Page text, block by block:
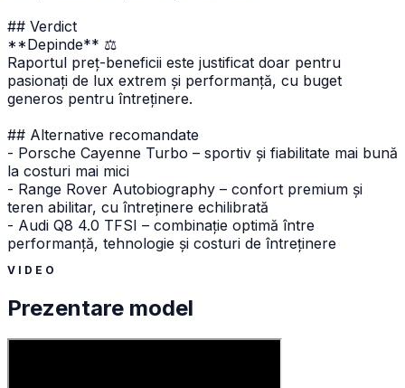
## Verdict
**Depinde** ⚖️
Raportul preț-beneficii este justificat doar pentru
pasionați de lux extrem și performanță, cu buget
generos pentru întreținere.
## Alternative recomandate
- Porsche Cayenne Turbo – sportiv și fiabilitate mai bună
la costuri mai mici
- Range Rover Autobiography – confort premium și
teren abilitar, cu întreținere echilibrată
- Audi Q8 4.0 TFSI – combinație optimă între
performanță, tehnologie și costuri de întreținere
VIDEO
Prezentare model